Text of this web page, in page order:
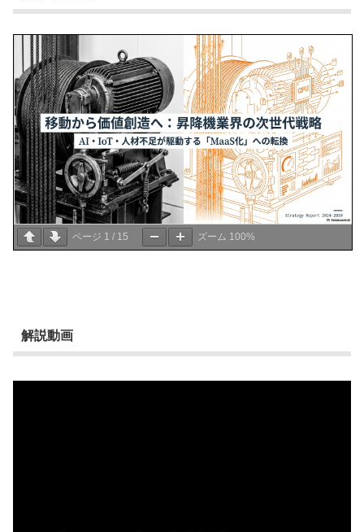
ページ 1 / 15 ズーム 100%
解説動画